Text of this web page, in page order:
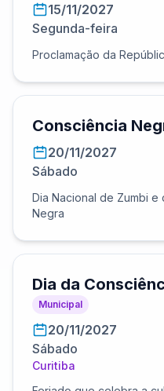
15/11/2027
Segunda-feira
Proclamação da
Consciência
20/11/2027
Sábado
Dia Nacional de Zumbi e
Negra
Dia da
Municipal
20/11/2027
Sábado
Curitiba